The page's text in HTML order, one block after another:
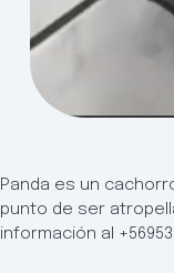
Panda es un
punto de ser
información al